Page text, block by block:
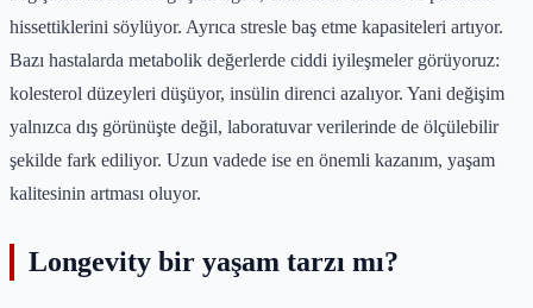
hissettiklerini söylüyor. Ayrıca stresle baş etme kapasiteleri artıyor.
Bazı hastalarda metabolik değerlerde ciddi iyileşmeler görüyoruz:
kolesterol düzeyleri düşüyor, insülin direnci azalıyor. Yani değişim
yalnızca dış görünüşte değil, laboratuvar verilerinde de ölçülebilir
şekilde fark ediliyor. Uzun vadede ise en önemli kazanım, yaşam
kalitesinin artması oluyor.
Longevity bir yaşam tarzı mı?